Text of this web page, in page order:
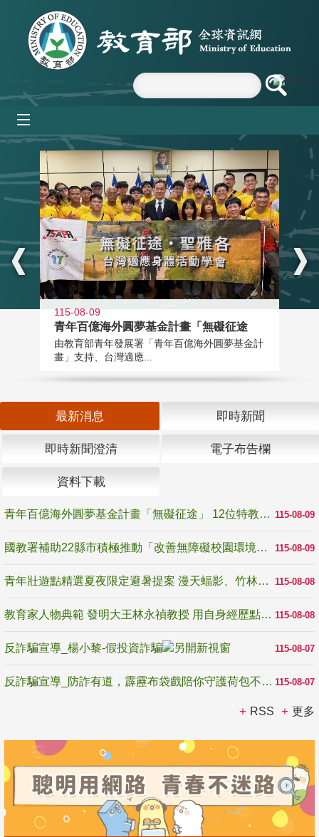
跳到主要內容區塊
:::
115-08-09
青年百億海外圓夢基金計畫「無礙征途
由教育部青年發展署「青年百億海外圓夢基金計
畫」支持、台灣適應...
最新消息 即時新聞
即時新聞澄清 電子布告欄
資料下載
115-08-09
青年百億海外圓夢基金計畫「無礙征途」 12位特教與弱勢青年勇闖西班牙 跨越感官限制見證生命蛻變
115-08-09
國教署補助22縣市積極推動「改善無障礙校園環境計畫」 打造友善、安全、無礙學習空間
115-08-08
青年壯遊點精選夏夜限定避暑提案 漫天蝠影、竹林尋蛙、茶香夜觀 邀青年暮色出發
115-08-08
教育家人物典範 發明大王林永禎教授 用自身經歷點亮學生的路
115-08-07
反詐騙宣導_楊小黎-假投資詐騙
115-08-07
反詐騙宣導_防詐有道，霹靂布袋戲陪你守護荷包不受騙
RSS 更多